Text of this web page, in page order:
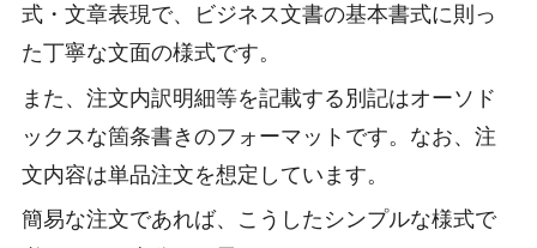
式・文章表現で、ビジネス文書の基本書式に則っ
た丁寧な文面の様式です。
また、注文内訳明細等を記載する別記はオーソド
ックスな箇条書きのフォーマットです。なお、注
文内容は単品注文を想定しています。
簡易な注文であれば、こうしたシンプルな様式で